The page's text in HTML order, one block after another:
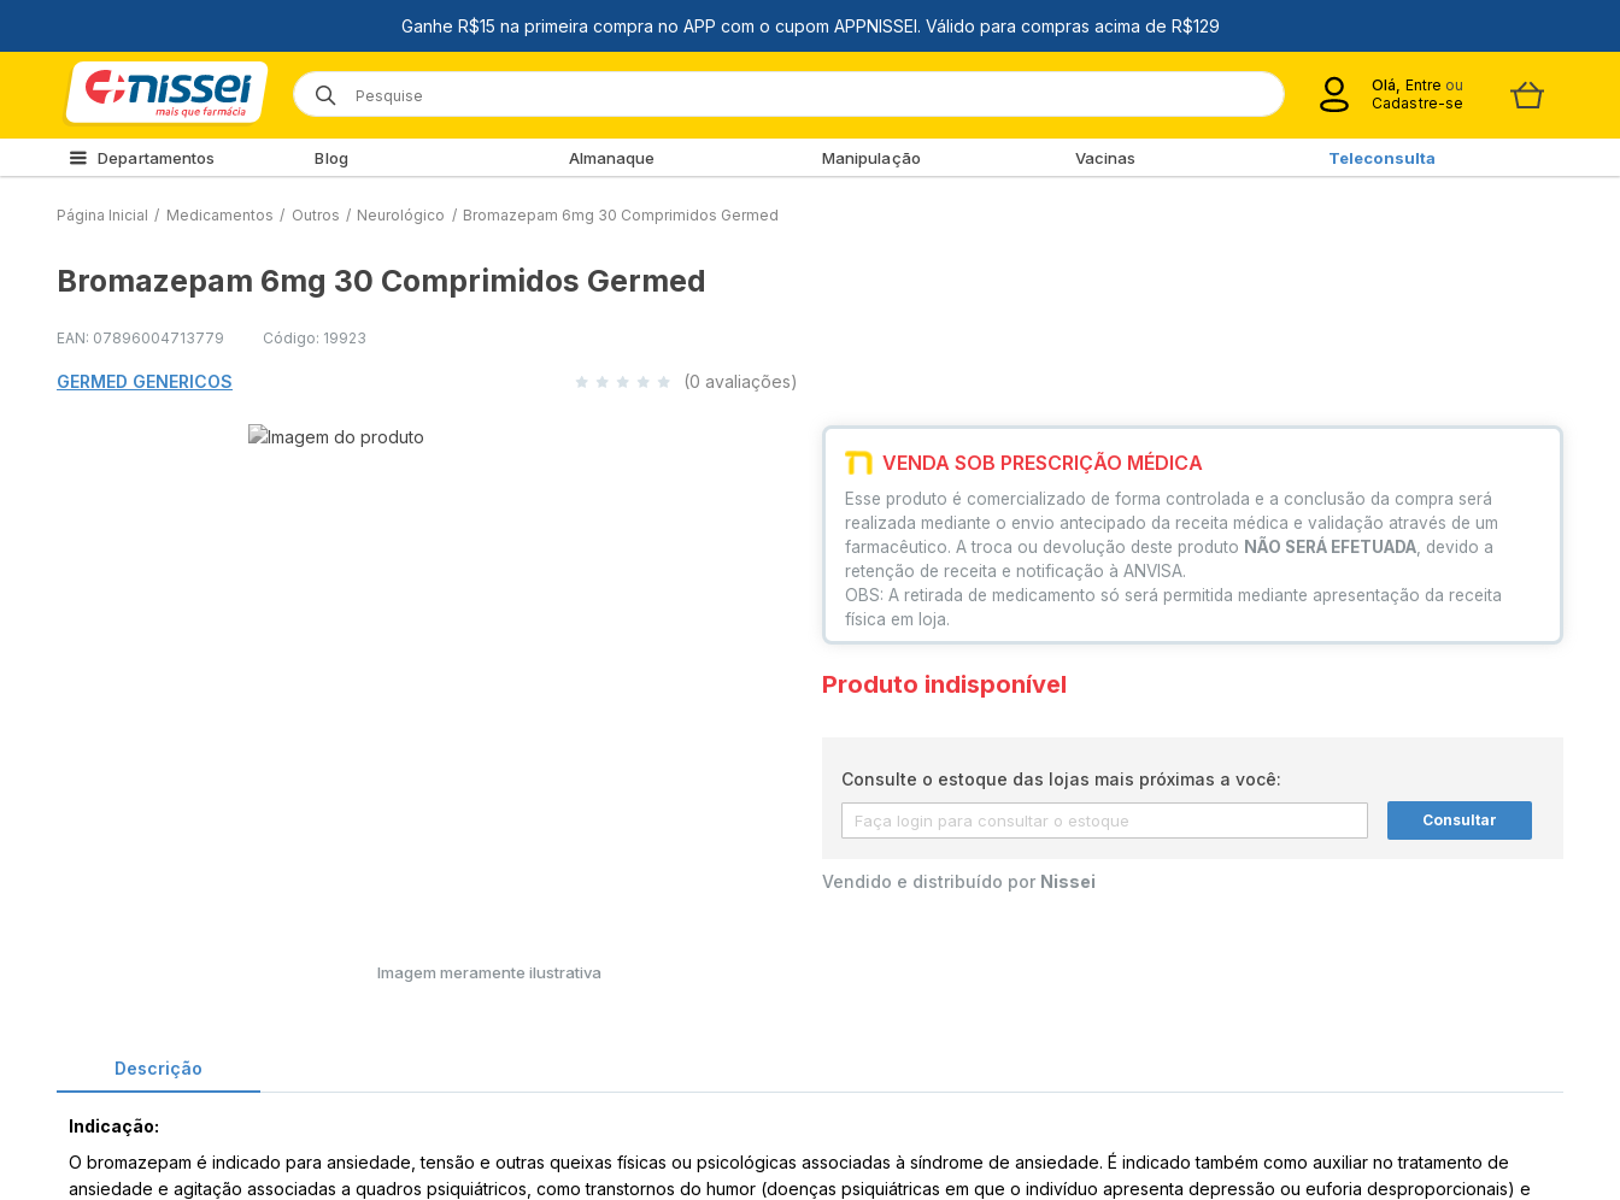
Olá, Entre ou
Cadastre-se
Departamentos Blog Almanaque Manipulação Vacinas Teleconsulta
Página Inicial / Medicamentos / Outros / Neurológico / Bromazepam 6mg 30 Comprimidos Germed
Bromazepam 6mg 30 Comprimidos Germed
EAN: 07896004713779 Código: 19923
GERMED GENERICOS (0 avaliações)
Imagem meramente ilustrativa
VENDA SOB PRESCRIÇÃO MÉDICA
Esse produto é comercializado de forma controlada e a conclusão da compra será
realizada mediante o envio antecipado da receita médica e validação através de um
farmacêutico. A troca ou devolução deste produto NÃO SERÁ EFETUADA , devido a
retenção de receita e notificação à ANVISA.
OBS: A retirada de medicamento só será permitida mediante apresentação da receita
física em loja.
Produto indisponível
Consulte o estoque das lojas mais próximas a você:
Consultar
Vendido e distribuído por Nissei
Descrição
Indicação:
O bromazepam é indicado para ansiedade, tensão e outras queixas físicas ou psicológicas associadas à síndrome de ansiedade. É indicado também como auxiliar no tratamento de
ansiedade e agitação associadas a quadros psiquiátricos, como transtornos do humor (doenças psiquiátricas em que o indivíduo apresenta depressão ou euforia desproporcionais) e